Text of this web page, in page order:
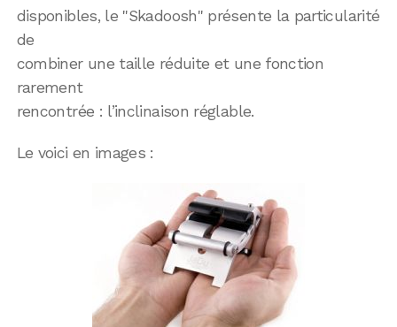
disponibles, le "Skadoosh" présente la particularité
de
combiner une taille réduite et une fonction
rarement
rencontrée : l’inclinaison réglable.
Le voici en images :